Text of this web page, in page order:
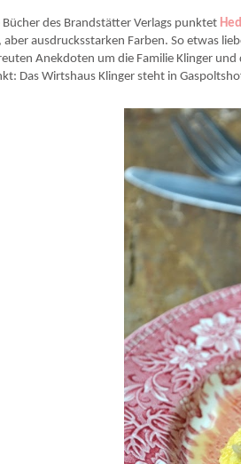
Bücher des Brandstätter Verlags punktet
aber ausdrucksstarken Farben. So etwas
Anekdoten um die Familie Klinger
Das Wirtshaus Klinger steht in